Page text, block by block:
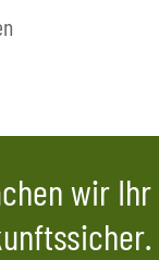
wir Ihr